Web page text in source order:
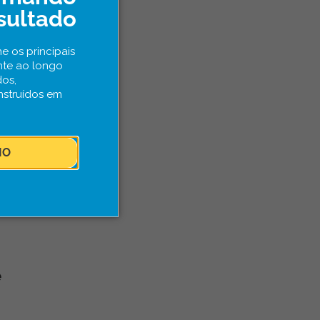
os principais
ao longo
em